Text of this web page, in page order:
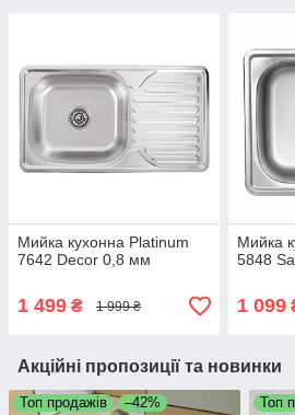
Мийка кухонна Platinum
7642 Decor 0,8 мм
1 499 ₴ 1 999 ₴
Мийка
5848
1 099
Акційні пропозиції та новинки
Топ продажів
–42%
Топ